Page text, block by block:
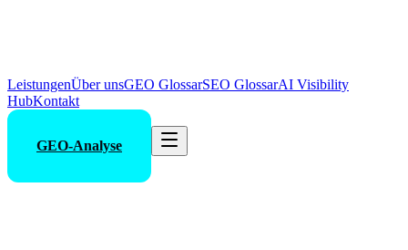
LeistungenÜber unsGEO GlossarSEO GlossarAI Visibility
HubKontakt
GEO-Analyse